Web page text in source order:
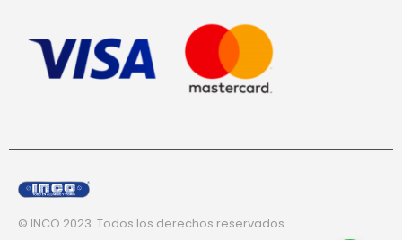
© INCO 2023. Todos los derechos reservados